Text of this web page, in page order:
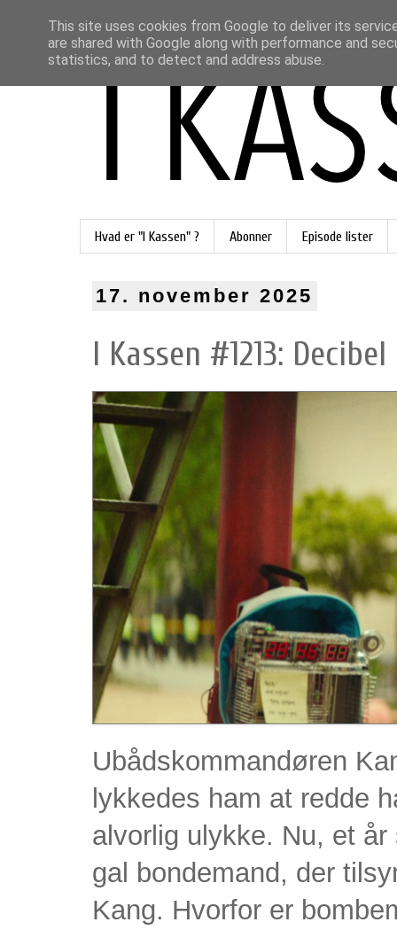
Hvad er "I Kassen" ? Abonner Episode lister
17. november 2025
I Kassen #1213: Decibel
Ubådskommandøren
lykkedes ham at redde
alvorlig ulykke. Nu, et
gal bondemand, der
Kang. Hvorfor er
This site uses cookies from Google to deliver its
are shared with Google along with performance and
statistics, and to detect and address abuse.